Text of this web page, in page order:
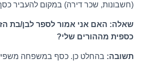
(חשבונות, שכר דירה) במקום להעביר
שאלה: האם אני אמור לספר לבן/בת
כספית מההורים שלי?
תשובה: בהחלט כן. כסף במשפחה משפיע